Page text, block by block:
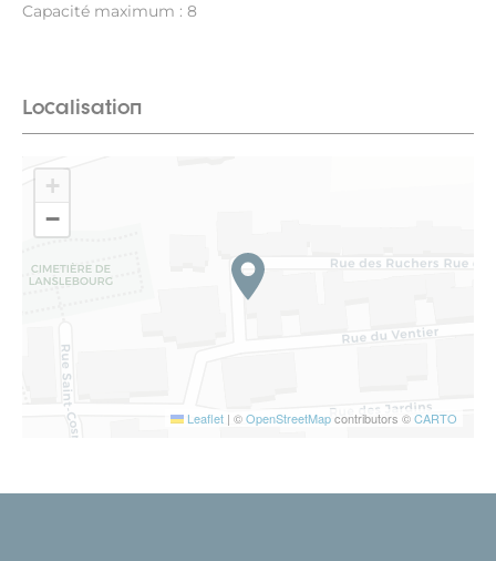
Capacité maximum : 8
Localisation
+
−
Leaflet | ©OpenStreetMapcontributors ©CARTO